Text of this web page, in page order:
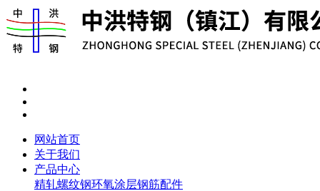
网站首页
关于我们
产品中心
精轧螺纹钢环氧涂层钢筋配件